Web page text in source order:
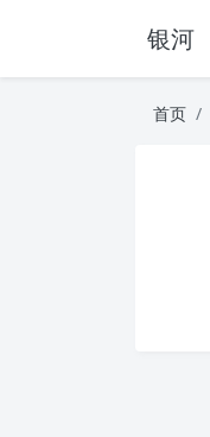
银河
首页